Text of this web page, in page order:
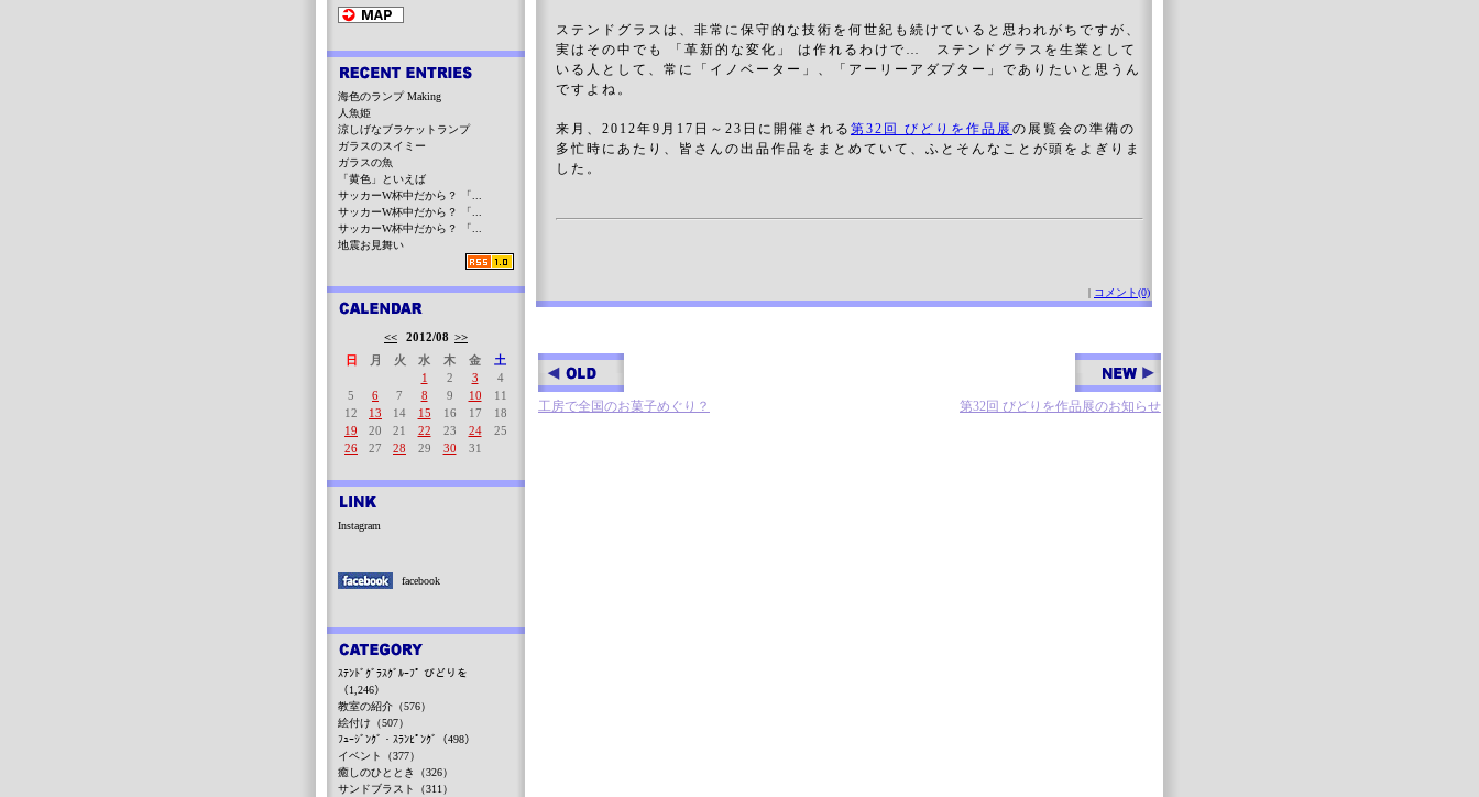
ステンドグラスは、非常に保守的な技術を何世紀も続けていると思われがちですが、
実はその中でも 「革新的な変化」 は作れるわけで… ステンドグラスを生業として
いる人として、常に「イノベーター」、「アーリーアダプター」でありたいと思うん
ですよね。
来月、2012年9月17日～23日に開催される 第32回 びどりを作品展 の展覧会の準備の
多忙時にあたり、皆さんの出品作品をまとめていて、ふとそんなことが頭をよぎりま
した。
| コメント(0)
工房で全国のお菓子めぐり？ 第32回 びどりを作品展のお知らせ
海色のランプ Making
人魚姫
涼しげなブラケットランプ
ガラスのスイミー
ガラスの魚
「黄色」といえば
サッカーW杯中だから？ 「...
サッカーW杯中だから？ 「...
サッカーW杯中だから？ 「...
地震お見舞い
<< 2012/08 >>
日
月 火 水 木 金
土
1
2 3
4
5
6 7 8 9 10
11
12
13 14 15 16 17
18
19
20 21 22 23 24
25
26
27 28 29 30 31
Instagram
facebook
ｽﾃﾝﾄﾞｸﾞﾗｽｸﾞﾙｰﾌﾟ びどりを
（1,246）
教室の紹介（576）
絵付け（507）
ﾌｭｰｼﾞﾝｸﾞ・ｽﾗﾝﾋﾟﾝｸﾞ（498）
イベント（377）
癒しのひととき（326）
サンドブラスト（311）